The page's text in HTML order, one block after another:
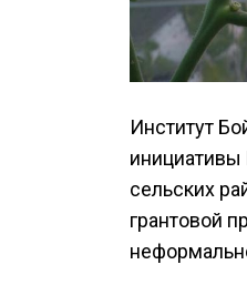
Институт
инициативы
сельских
грантовой